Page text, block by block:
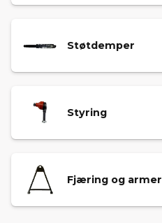
Støtdemper
Styring
Fjæring og armer